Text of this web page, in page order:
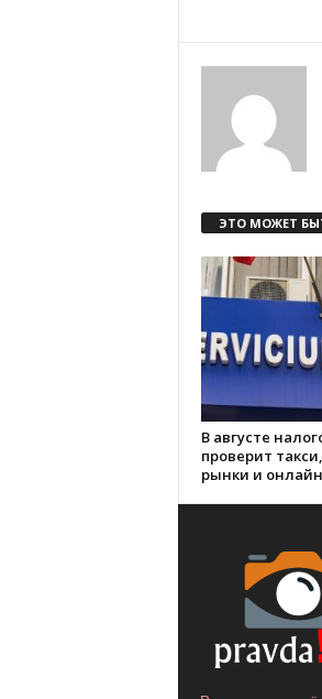
ЭТО МОЖЕТ
В августе
проверит
рынки и